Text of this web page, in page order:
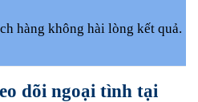
hàng không hài lòng kết quả.
dõi ngoại tình tại